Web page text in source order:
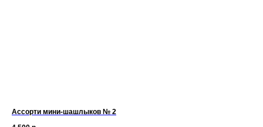
Ассорти мини-шашлыков № 2